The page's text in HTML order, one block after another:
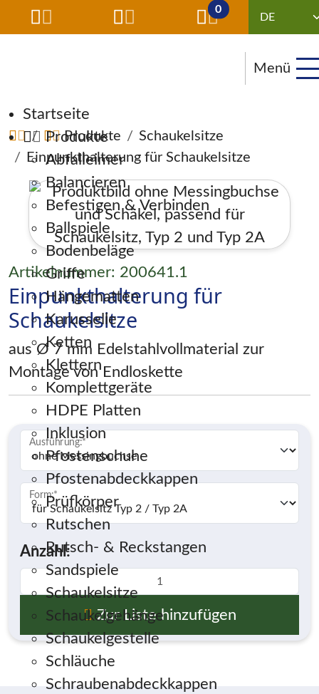
0
Menü
Navigation überspringen
Startseite
Produkte
Abfalleimer
Balancieren
Befestigen & Verbinden
Ballspiele
Bodenbeläge
Griffe
Hängematten
Karusselle
Ketten
Klettern
Komplettgeräte
HDPE Platten
Inklusion
Pfostenschuhe
Pfostenabdeckkappen
Prüfkörper
Rutschen
Rutsch- & Reckstangen
Sandspiele
Schaukelsitze
Schaukelgehänge
Schaukelgestelle
Schläuche
Schraubenabdeckkappen
Produkte
Schaukelsitze
Einpunkthalterung für Schaukelsitze
Artikelnummer: 200641.1
Einpunkthalterung für
Schaukelsitze
aus Ø 7 mm Edelstahlvollmaterial zur
Montage von Endloskette
Ausführung:*
Form:*
Anzahl:
Zur Liste hinzufügen